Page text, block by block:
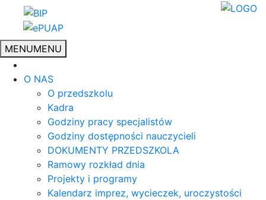
MENUMENU
O NAS
O przedszkolu
Kadra
Godziny pracy specjalistów
Godziny dostępności nauczycieli
DOKUMENTY PRZEDSZKOLA
Ramowy rozkład dnia
Projekty i programy
Kalendarz imprez, wycieczek, uroczystości